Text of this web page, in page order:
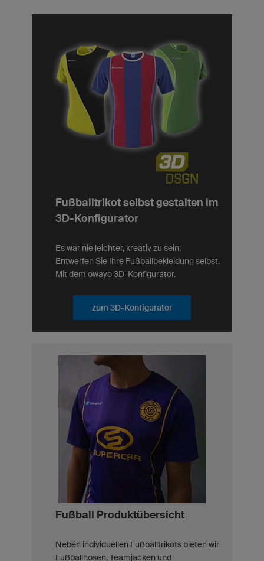
Fußballtrikot selbst gestalten im
3D-Konfigurator
Es war nie leichter, kreativ zu sein:
Entwerfen Sie Ihre Fußballbekleidung selbst.
Mit dem owayo 3D-Konfigurator.
zum 3D-Konfigurator
Fußball Produktübersicht
Neben individuellen Fußballtrikots bieten wir
Fußballhosen, Teamjacken und